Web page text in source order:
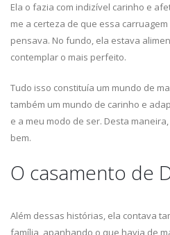
Ela o fazia com indizível carinho e
me a certeza de que essa
pensava. No fundo, ela estava
contemplar o mais perfeito.
Tudo isso constituía um mundo de
também um mundo de carinho e
e a meu modo de ser. Desta
bem.
O casamento de
Além dessas histórias, ela contava
família, apanhando o que havia de